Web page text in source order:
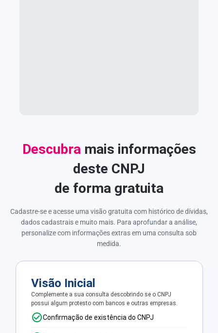
Descubra mais informações
deste CNPJ
de forma gratuita
Cadastre-se e acesse uma visão gratuita com histórico de dívidas,
dados cadastrais e muito mais. Para aprofundar a análise,
personalize com informações extras em uma consulta sob
medida.
Visão Inicial
Complemente a sua consulta descobrindo se o CNPJ
possui algum protesto com bancos e outras empresas.
Confirmação de existência do CNPJ